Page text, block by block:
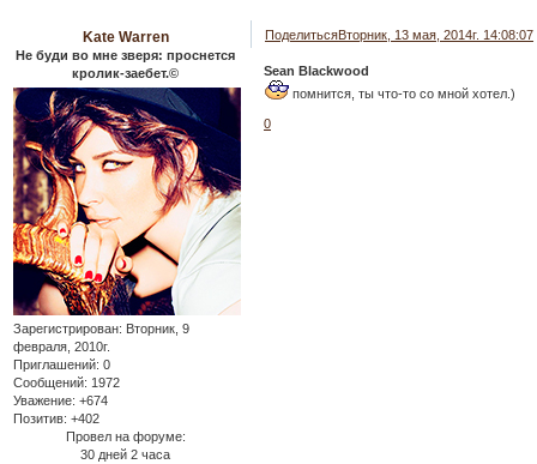
ПоделитьсяВторник, 13 мая, 2014г. 14:08:07
Kate Warren
Не буди во мне зверя: проснется
кролик-заебет.©
Зарегистрирован: Вторник, 9
февраля, 2010г.
Приглашений: 0
Сообщений: 1972
Уважение: +674
Позитив: +402
Провел на форуме:
30 дней 2 часа
Sean Blackwood
помнится, ты что-то со мной хотел.)
0